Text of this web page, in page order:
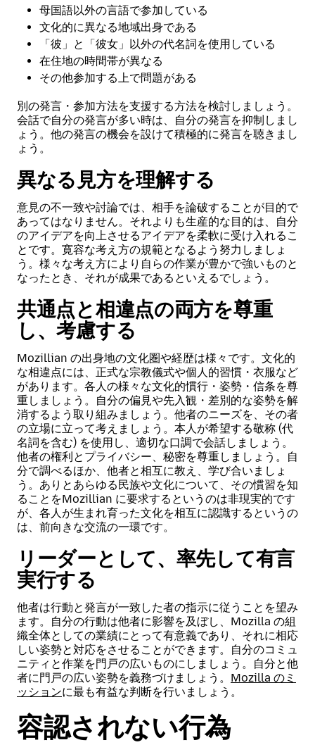
母国語以外の言語で参加している
文化的に異なる地域出身である
「彼」と「彼女」以外の代名詞を使用している
在住地の時間帯が異なる
その他参加する上で問題がある
別の発言・参加方法を支援する方法を検討しましょう。
会話で自分の発言が多い時は、自分の発言を抑制しまし
ょう。他の発言の機会を設けて積極的に発言を聴きまし
ょう。
異なる見方を理解する
意見の不一致や討論では、相手を論破することが目的で
あってはなりません。それよりも生産的な目的は、自分
のアイデアを向上させるアイデアを柔軟に受け入れるこ
とです。寛容な考え方の規範となるよう努力しましょ
う。様々な考え方により自らの作業が豊かで強いものと
なったとき、それが成果であるといえるでしょう。
共通点と相違点の両方を尊重
し、考慮する
Mozillian の出身地の文化圏や経歴は様々です。文化的
な相違点には、正式な宗教儀式や個人的習慣・衣服など
があります。各人の様々な文化的慣行・姿勢・信条を尊
重しましょう。自分の偏見や先入観・差別的な姿勢を解
消するよう取り組みましょう。他者のニーズを、その者
の立場に立って考えましょう。本人が希望する敬称 (代
名詞を含む) を使用し、適切な口調で会話しましょう。
他者の権利とプライバシー、秘密を尊重しましょう。自
分で調べるほか、他者と相互に教え、学び合いましょ
う。ありとあらゆる民族や文化について、その慣習を知
ることをMozillian に要求するというのは非現実的です
が、各人が生まれ育った文化を相互に認識するというの
は、前向きな交流の一環です。
リーダーとして、率先して有言
実行する
他者は行動と発言が一致した者の指示に従うことを望み
ます。自分の行動は他者に影響を及ぼし、Mozilla の組
織全体としての業績にとって有意義であり、それに相応
しい姿勢と対応をさせることができます。自分のコミュ
ニティと作業を門戸の広いものにしましょう。自分と他
者に門戸の広い姿勢を義務づけましょう。 Mozilla のミ
ッションに最も有益な判断を行いましょう。
容認されない行為